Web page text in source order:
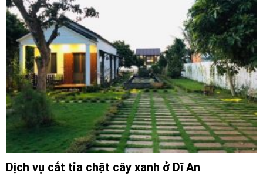
Dịch vụ cắt tỉa chặt cây xanh ở Dĩ An